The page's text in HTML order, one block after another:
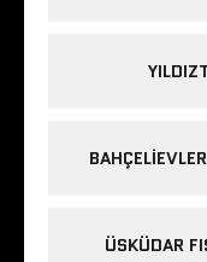
ÜSKÜDAR